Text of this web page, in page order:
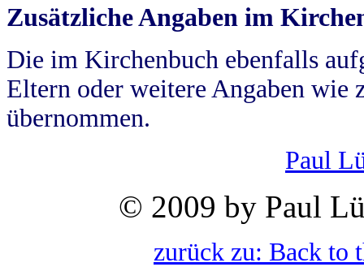
Zusätzliche Angaben im
Die im Kirchenbuch ebenfalls
Eltern oder weitere Angaben wie
übernommen.
Paul
© 2009 by Paul
zurück zu: Back to